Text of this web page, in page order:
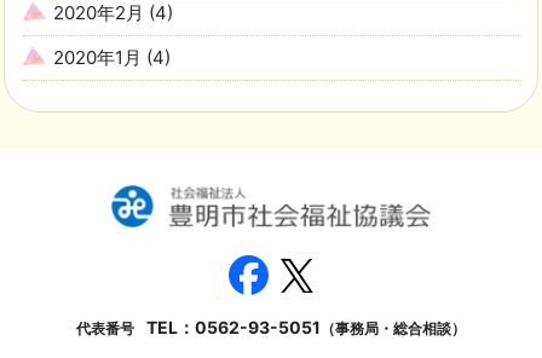
2020年2月 (4)
2020年1月 (4)
代表番号 TEL： 0562-93-5051 （事務局・総合相談）